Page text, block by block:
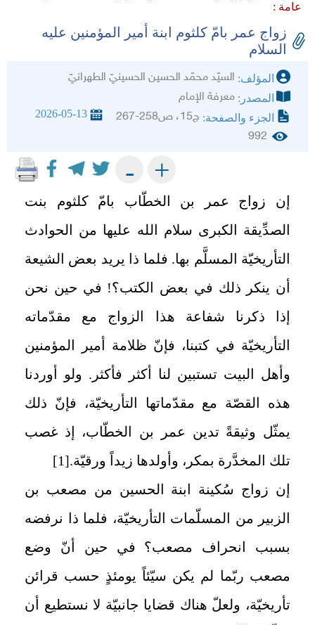
عامة :
زواج عمر بامّ كلثوم ابنة أمير المؤمنين عليه
السلام‏
المؤلف: السيّد محمّد الحسين الحسينيّ الطهرانيّ‏
المصدر: معرفة الإمام
الجزء والصفحة: ج15، ص258-267 2026-05-13
992
+
-
إن زواج عمر بن الخطّاب بامّ كلثوم بنت
الصدِّيقة الكبرى سلام الله عليها من الحوادث
التأريخيّة المسلَّم بها. فلما ذا يريد بعض الشيعة
أن ينكر ذلك في بعض الكتب؟! في حين نحن
إذا ذكرنا شفاعة هذا الزواج مع مقدّماته
التأريخيّة في كتبنا، فإنّ ظلامة أمير المؤمنين
وأهل البيت تستبين لنا أكثر فأكثر. ولو أوردنا
هذه القصّة مع مقدّماتها التأريخيّة، فإنّ ذلك
يمثّل وثيقةً تدين عمر بن الخطّاب، إذ غصب
تلك المخدَّرة بمكر، وأولدها زيداً ورقيّة.[1]
إن زواج سُكينة ابنة الحسين من مصعب بن
الزبير من المسلّمات التأريخيّة، فلما ذا نرفضه
بسبب انحراف مصعب؟ في حين أنّ وضع
مصعب ربّما لم يكن سيّئاً يومئذٍ حسب قرائن
تأريخيّة، ولعلّ هناك قضايا جانبيّة لا نستطيع أن